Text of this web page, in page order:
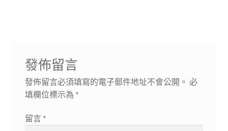
發佈留言
發佈留言必須填寫的電子郵件地址不會公開。 必
填欄位標示為 *
留言 *